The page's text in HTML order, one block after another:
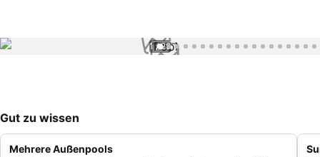
1 / 28
Gut zu wissen
Mehrere Außenpools